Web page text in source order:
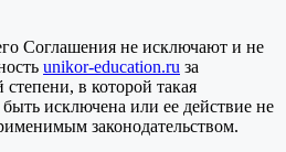
Соглашения не исключают и не
unikor-education.ru за
в которой такая
исключена или ее действие не
законодательством.